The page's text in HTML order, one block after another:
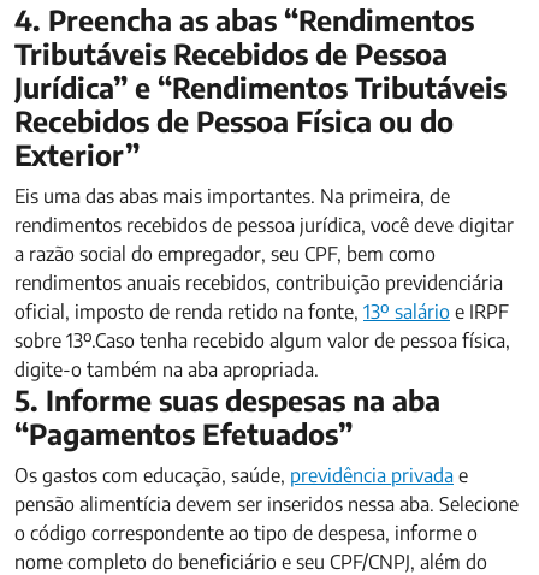
4. Preencha as abas “Rendimentos
Tributáveis Recebidos de Pessoa
Jurídica” e “Rendimentos Tributáveis
Recebidos de Pessoa Física ou do
Exterior”
Eis uma das abas mais importantes. Na primeira, de
rendimentos recebidos de pessoa jurídica, você deve digitar
a razão social do empregador, seu CPF, bem como
rendimentos anuais recebidos, contribuição previdenciária
oficial, imposto de renda retido na fonte, 13º salário e IRPF
sobre 13º.Caso tenha recebido algum valor de pessoa física,
digite-o também na aba apropriada.
5. Informe suas despesas na aba
“Pagamentos Efetuados”
Os gastos com educação, saúde, previdência privada e
pensão alimentícia devem ser inseridos nessa aba. Selecione
o código correspondente ao tipo de despesa, informe o
nome completo do beneficiário e seu CPF/CNPJ, além do